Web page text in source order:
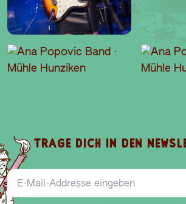
TRAGE DICH IN DEN
E-Mail-Addresse